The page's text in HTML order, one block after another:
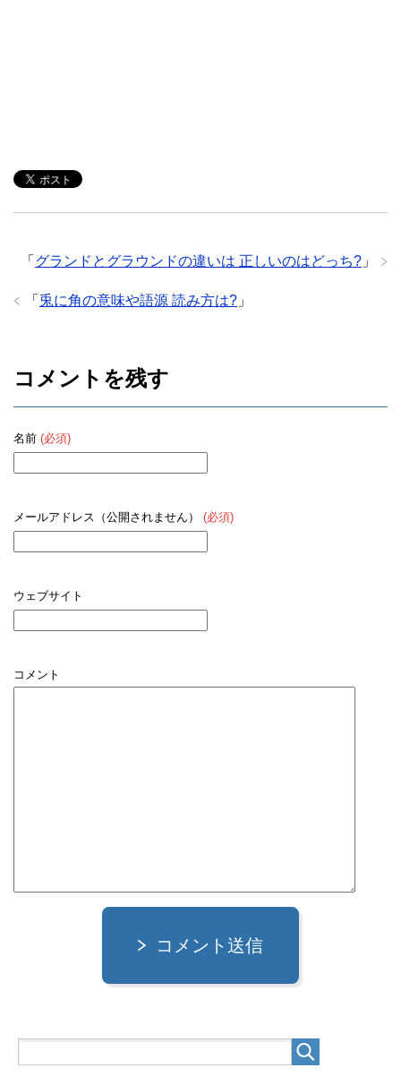
「 グランドとグラウンドの違いは 正しいのはどっち? 」
「 兎に角の意味や語源 読み方は? 」
コメントを残す
名前 (必須)
メールアドレス（公開されません） (必須)
ウェブサイト
コメント
コメント送信